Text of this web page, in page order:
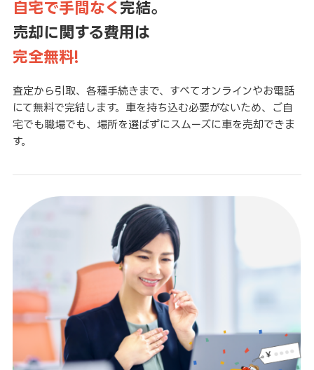
自宅で手間なく 完結。
売却に関する費用は
完全無料!
査定から引取、各種手続きまで、すべてオンラインやお電話
にて無料で完結します。車を持ち込む必要がないため、ご自
宅でも職場でも、場所を選ばずにスムーズに車を売却できま
す。